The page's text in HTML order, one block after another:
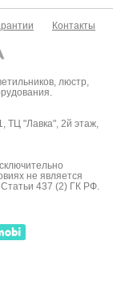
Контакты
люстр,
ТЦ "Лавка", 2й этаж,
не является
437 (2) ГК РФ.